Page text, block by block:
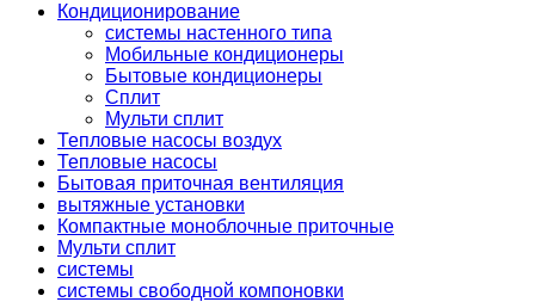
Кондиционирование
системы настенного типа
Мобильные кондиционеры
Бытовые кондиционеры
Сплит
Мульти сплит
Тепловые насосы воздух
Тепловые насосы
Бытовая приточная вентиляция
вытяжные установки
Компактные моноблочные приточные
Мульти сплит
системы
системы свободной компоновки